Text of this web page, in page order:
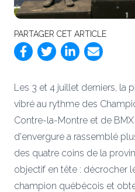
PARTAGER CET ARTICLE
Les 3 et 4 juillet derniers, la
vibré au rythme des
Contre-la-Montre et de
d'envergure a rassemblé
des quatre coins de la
objectif en tête : décrocher
champion québécois et